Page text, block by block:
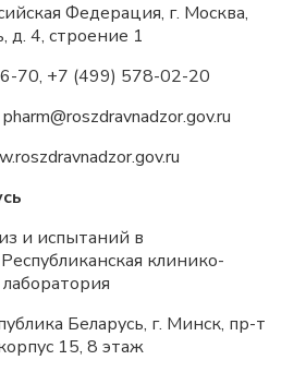
Федерация, г. Москва,
д. 4, строение 1
70, +7 (499) 578-02-20
и испытаний в
клинико-
Беларусь, г. Минск, пр-т
15, 8 этаж